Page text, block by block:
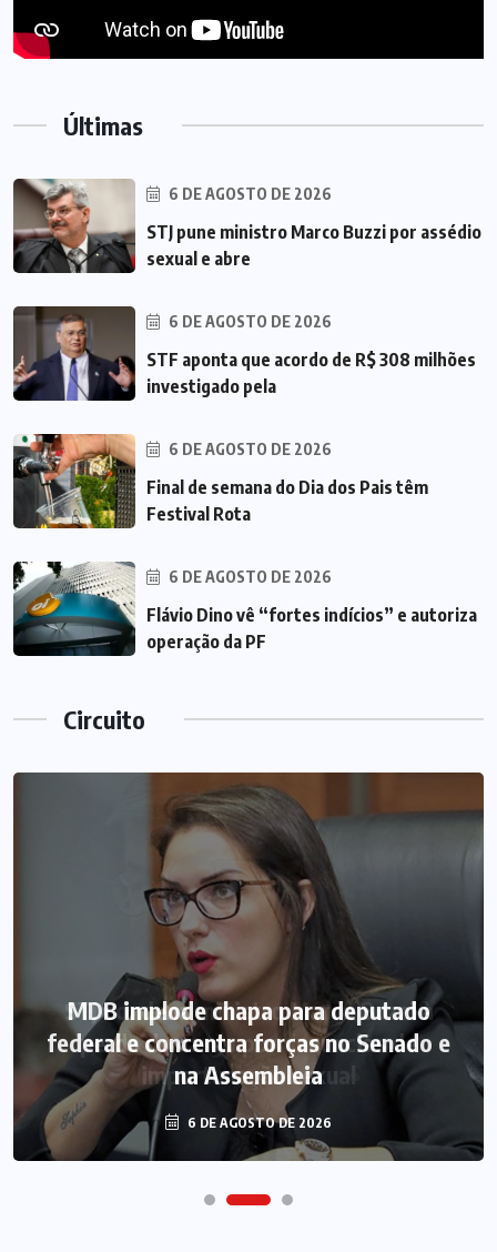
Últimas
6 DE AGOSTO DE 2026
STJ pune ministro Marco Buzzi por assédio
sexual e abre
6 DE AGOSTO DE 2026
STF aponta que acordo de R$ 308 milhões
investigado pela
6 DE AGOSTO DE 2026
Final de semana do Dia dos Pais têm
Festival Rota
6 DE AGOSTO DE 2026
Flávio Dino vê “fortes indícios” e autoriza
operação da PF
Circuito
MDB implode chapa para deputado
federal e concentra forças no Senado e
na Assembleia
6 DE AGOSTO DE 2026